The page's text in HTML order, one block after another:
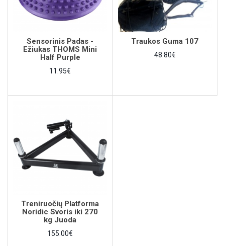
Sensorinis Padas -
Ežiukas THOMS Mini
Half Purple
11.95€
Traukos Guma 107
48.80€
Treniruočių Platforma
Noridic Svoris iki 270
kg Juoda
155.00€